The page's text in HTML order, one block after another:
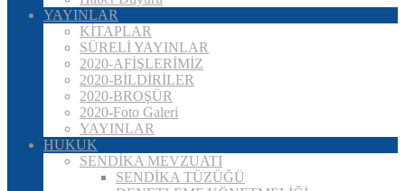
YAYINLAR
KİTAPLAR
SÜRELİ YAYINLAR
2020-AFİŞLERİMİZ
2020-BİLDİRİLER
2020-BROŞÜR
2020-Foto Galeri
YAYINLAR
HUKUK
SENDİKA MEVZUATI
SENDİKA TÜZÜĞÜ